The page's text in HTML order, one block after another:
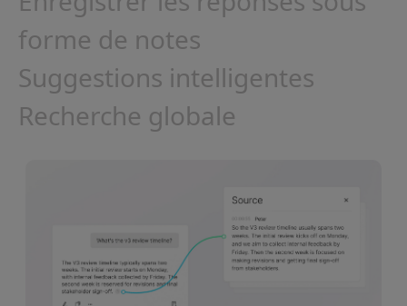
forme de notes
Suggestions intelligentes
Recherche globale